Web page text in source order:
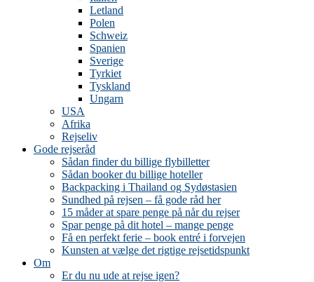
Letland
Polen
Schweiz
Spanien
Sverige
Tyrkiet
Tyskland
Ungarn
USA
Afrika
Rejseliv
Gode rejseråd
Sådan finder du billige flybilletter
Sådan booker du billige hoteller
Backpacking i Thailand og Sydøstasien
Sundhed på rejsen – få gode råd her
15 måder at spare penge på når du rejser
Spar penge på dit hotel – mange penge
Få en perfekt ferie – book entré i forvejen
Kunsten at vælge det rigtige rejsetidspunkt
Om
Er du nu ude at rejse igen?